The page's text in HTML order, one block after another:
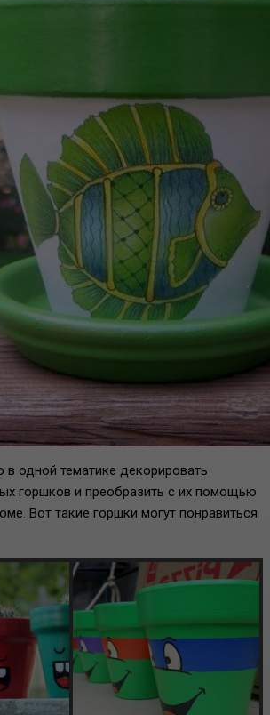
одной тематике декорировать
горшков и преобразить с их помощью
Вот такие горшки могут понравиться